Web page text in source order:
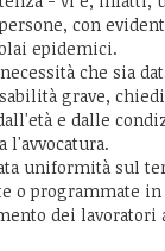
con
epidemici.
che sia
grave,
e dalle
l'avvocatura.
uniformità sul
o programmate
dei lavoratori